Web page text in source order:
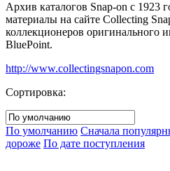
Архив каталогов Snap-on с 1923
материалы на сайте Collecting
коллекционеров оригинального
BluePoint.
http://www.collectingsnapon.com
Сортировка:
По умолчанию Сначала
дороже По дате поступления